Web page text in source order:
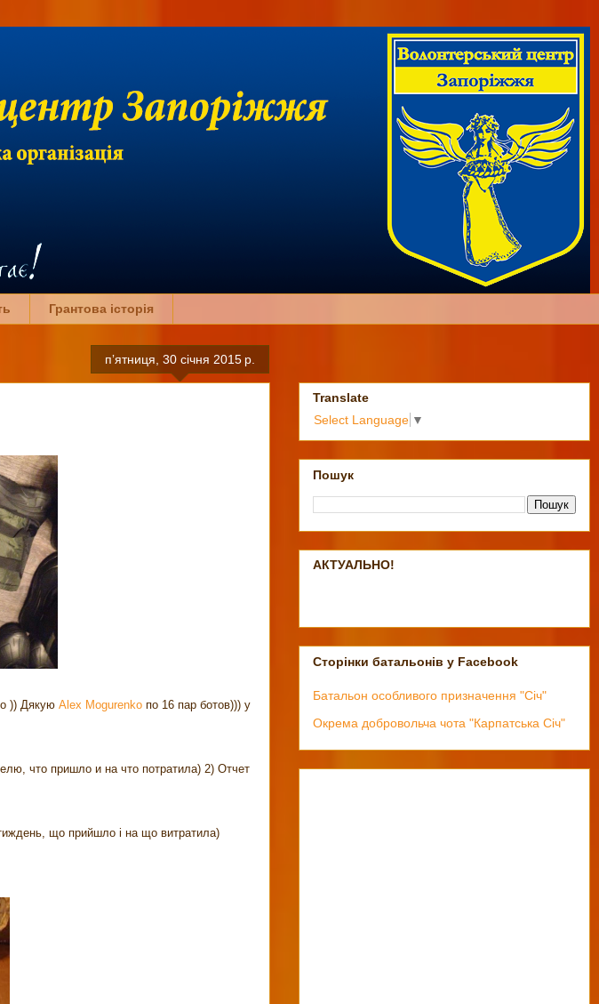
Грантова історія
пʼятниця, 30 січня 2015 р.
)) Дякую Alex Mogurenko по 16 пар ботов))) у
что пришло и на что потратила) 2) Отчет
що прийшло і на що витратила)
Translate
Select Language ▼
Пошук
АКТУАЛЬНО!
Сторінки батальонів у Facebook
Батальон особливого призначення "Січ"
Окрема добровольча чота "Карпатська Січ"